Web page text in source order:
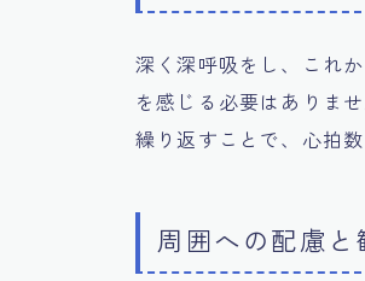
深く深呼吸をし、これ
を感じる必要はありま
繰り返すことで、心拍
周囲への配慮と